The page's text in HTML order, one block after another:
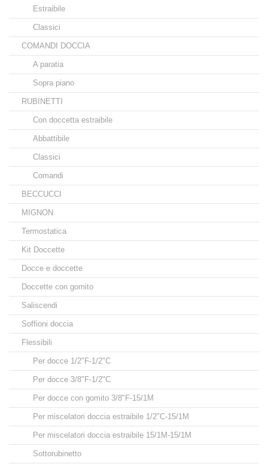
Estraibile
Classici
COMANDI DOCCIA
A paratia
Sopra piano
RUBINETTI
Con doccetta estraibile
Abbattibile
Classici
Comandi
BECCUCCI
MIGNON
Termostatica
Kit Doccette
Docce e doccette
Doccette con gomito
Saliscendi
Soffioni doccia
Flessibili
Per docce 1/2"F-1/2"C
Per docce 3/8"F-1/2"C
Per docce con gomito 3/8"F-15/1M
Per miscelatori doccia estraibile 1/2"C-15/1M
Per miscelatori doccia estraibile 15/1M-15/1M
Sottorubinetto